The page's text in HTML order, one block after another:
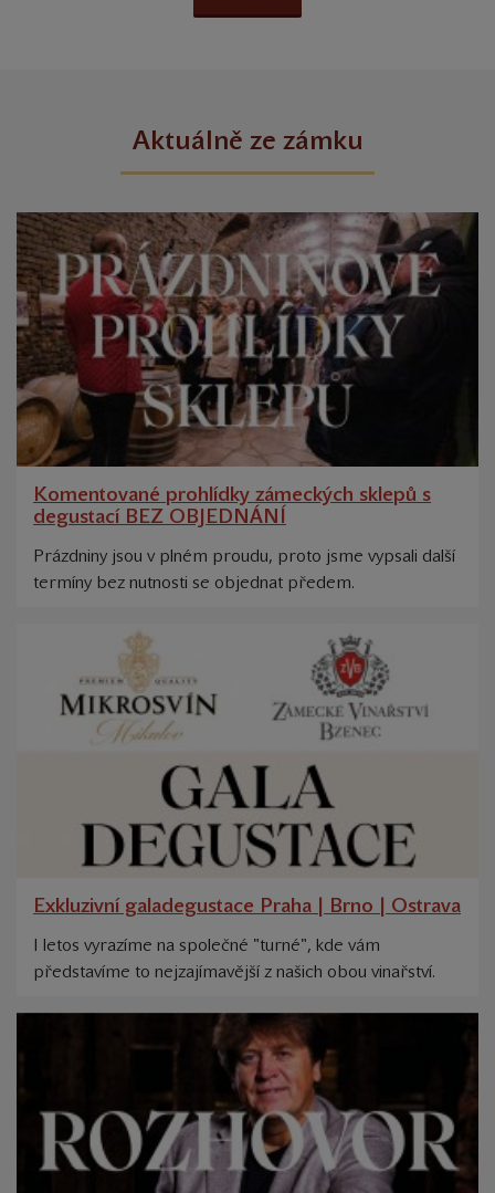
Aktuálně ze zámku
Komentované prohlídky zámeckých sklepů s
degustací BEZ OBJEDNÁNÍ
Prázdniny jsou v plném proudu, proto jsme vypsali další
termíny bez nutnosti se objednat předem.
Exkluzivní galadegustace Praha | Brno | Ostrava
I letos vyrazíme na společné "turné", kde vám
představíme to nejzajímavější z našich obou vinařství.